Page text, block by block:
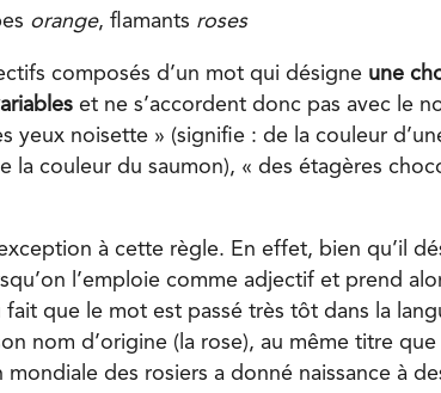
orange, flamants roses
composés d’un mot qui désigne une
et ne s’accordent donc pas avec le
yeux noisette » (signifie : de la couleur
la couleur du saumon), « des étagères
à cette règle. En effet, bien qu’il
l’emploie comme adjectif et prend
que le mot est passé très tôt dans la
nom d’origine (la rose), au même titre
mondiale des rosiers a donné naissance à